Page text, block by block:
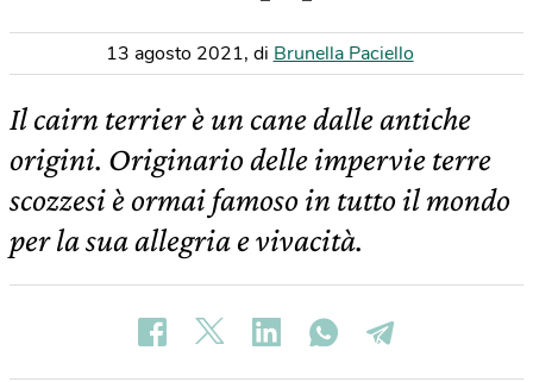
13 agosto 2021, di Brunella Paciello
Il cairn terrier è un cane dalle antiche
origini. Originario delle impervie terre
scozzesi è ormai famoso in tutto il mondo
per la sua allegria e vivacità.